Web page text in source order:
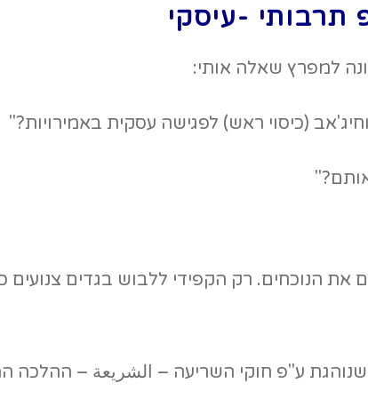
-עיסקי
למפרץ שאלה אותי:
(כיסוי ראש) לפגישה עסקית באמירויות?"
את הנוכחים. רק הקפידי ללבוש בגדים
שנוהגת ע"פ חוקי השריעה – الشريعة – ההלכה